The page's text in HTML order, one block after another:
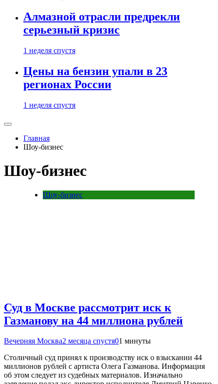
Алмазной отрасли предрекли
серьезный кризис
1 неделя спустя
Цены на бензин упали в 23
регионах России
1 неделя спустя
Главная
Шоу-бизнес
Шоу-бизнес
Шоу-бизнес
Суд в Москве рассмотрит иск к
Газманову на 44 миллиона рублей
Вечерняя Москва2 месяца спустя01 минуты
Столичный суд принял к производству иск о взыскании 44
миллионов рублей с артиста Олега Газманова. Информация
об этом следует из судебных материалов. Изначально